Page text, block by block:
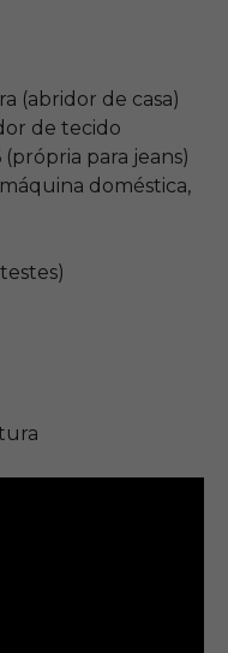
(abridor de casa)
de tecido
para jeans)
doméstica,